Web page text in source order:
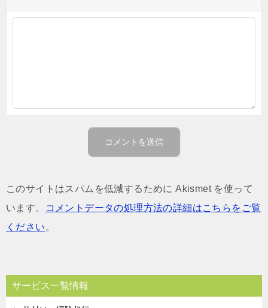
このサイトはスパムを低減するために Akismet を使って
います。
コメントデータの処理方法の詳細はこちらをご覧
ください 。
サービス一覧情報